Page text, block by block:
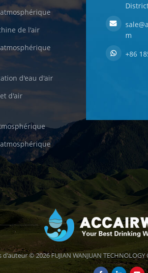
de l'air
d'eau d'air
d'air
m
+86
© 2026 FUJIAN WANJUAN